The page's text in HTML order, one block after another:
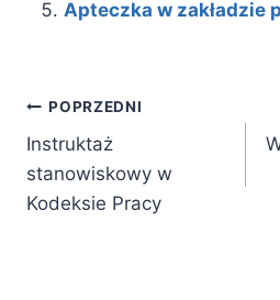
Apteczka w zakładzie
Nawigacja
wpisu
POPRZEDNI
Instruktaż
stanowiskowy w
Kodeksie Pracy